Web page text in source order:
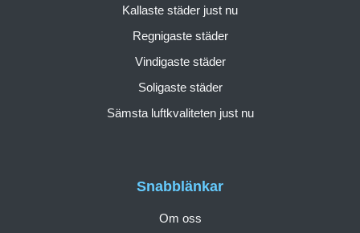
Snabblänkar
Om oss
Kallaste städer just nu
Regnigaste städer
Vindigaste städer
Soligaste städer
Sämsta luftkvaliteten just nu